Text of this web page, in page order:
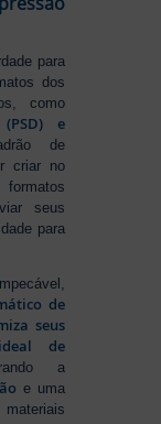
para
dos
como
(PSD) e
de
criar no
seus
para
de
seus
de
a
e uma